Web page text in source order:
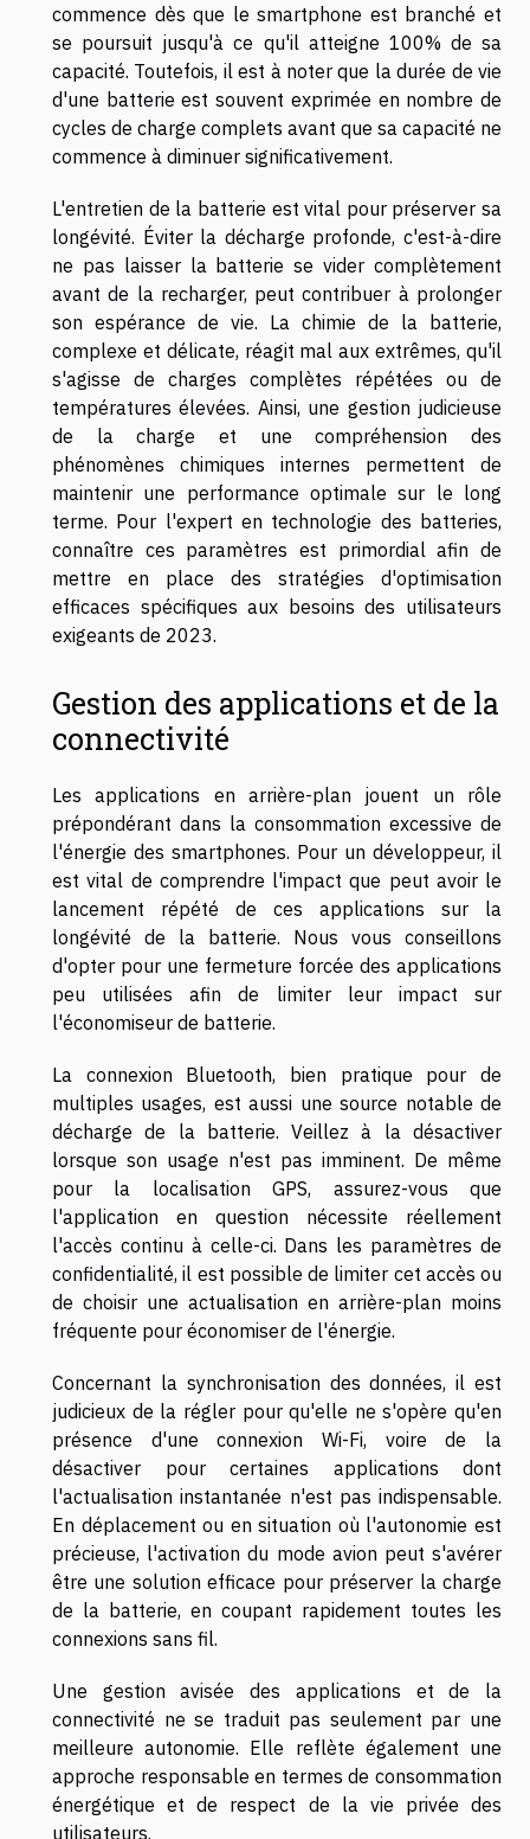
commence dès que le smartphone est branché et
se poursuit jusqu'à ce qu'il atteigne 100% de sa
capacité. Toutefois, il est à noter que la durée de vie
d'une batterie est souvent exprimée en nombre de
cycles de charge complets avant que sa capacité ne
commence à diminuer significativement.
L'entretien de la batterie est vital pour préserver sa
longévité. Éviter la décharge profonde, c'est-à-dire
ne pas laisser la batterie se vider complètement
avant de la recharger, peut contribuer à prolonger
son espérance de vie. La chimie de la batterie,
complexe et délicate, réagit mal aux extrêmes, qu'il
s'agisse de charges complètes répétées ou de
températures élevées. Ainsi, une gestion judicieuse
de la charge et une compréhension des
phénomènes chimiques internes permettent de
maintenir une performance optimale sur le long
terme. Pour l'expert en technologie des batteries,
connaître ces paramètres est primordial afin de
mettre en place des stratégies d'optimisation
efficaces spécifiques aux besoins des utilisateurs
exigeants de 2023.
Gestion des applications et de la
connectivité
Les applications en arrière-plan jouent un rôle
prépondérant dans la consommation excessive de
l'énergie des smartphones. Pour un développeur, il
est vital de comprendre l'impact que peut avoir le
lancement répété de ces applications sur la
longévité de la batterie. Nous vous conseillons
d'opter pour une fermeture forcée des applications
peu utilisées afin de limiter leur impact sur
l'économiseur de batterie.
La connexion Bluetooth, bien pratique pour de
multiples usages, est aussi une source notable de
décharge de la batterie. Veillez à la désactiver
lorsque son usage n'est pas imminent. De même
pour la localisation GPS, assurez-vous que
l'application en question nécessite réellement
l'accès continu à celle-ci. Dans les paramètres de
confidentialité, il est possible de limiter cet accès ou
de choisir une actualisation en arrière-plan moins
fréquente pour économiser de l'énergie.
Concernant la synchronisation des données, il est
judicieux de la régler pour qu'elle ne s'opère qu'en
présence d'une connexion Wi-Fi, voire de la
désactiver pour certaines applications dont
l'actualisation instantanée n'est pas indispensable.
En déplacement ou en situation où l'autonomie est
précieuse, l'activation du mode avion peut s'avérer
être une solution efficace pour préserver la charge
de la batterie, en coupant rapidement toutes les
connexions sans fil.
Une gestion avisée des applications et de la
connectivité ne se traduit pas seulement par une
meilleure autonomie. Elle reflète également une
approche responsable en termes de consommation
énergétique et de respect de la vie privée des
utilisateurs.